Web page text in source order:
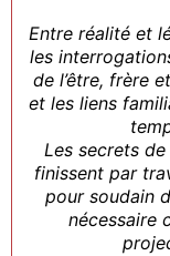
Entre réalité et
les
de l’être, frère
et les liens
Les secrets de
finissent par
pour soudain
nécessaire